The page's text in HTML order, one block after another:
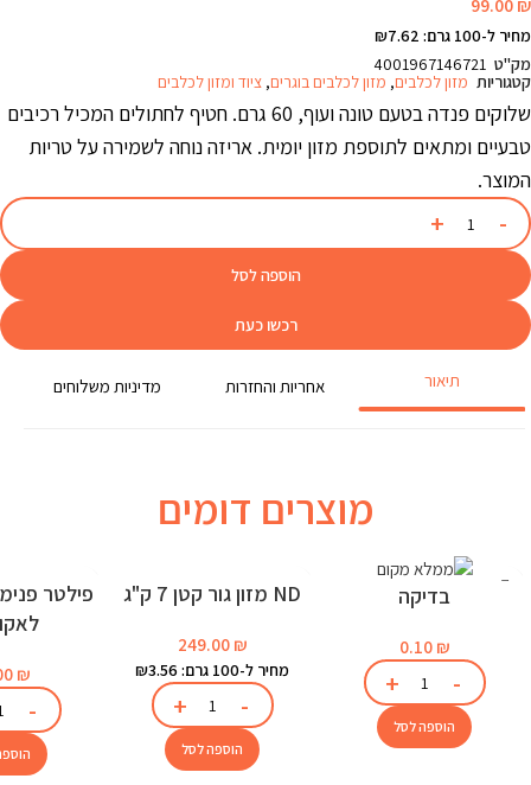
99.00₪
מחיר ל-100 גרם: ₪7.62
מק"ט 4001967146721
קטגוריות מזון לכלבים, מזון לכלבים בוגרים, ציוד ומזון לכלבים
שלוקים פנדה בטעם טונה ועוף, 60 גרם. חטיף לחתולים המכיל רכיבים
טבעיים ומתאים לתוספת מזון יומית. אריזה נוחה לשמירה על טריות
המוצר.
הוספה לסל
רכשו כעת
תיאור אחריות והחזרות מדיניות משלוחים
מוצרים דומים
בדיקה
0.10 ₪
הוספה לסל
ND מזון גור קטן 7 ק"ג
249.00 ₪
מחיר ל-100 גרם: ₪3.56
הוספה לסל
₪